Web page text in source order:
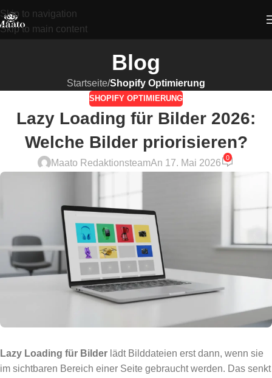
Skip to navigation
Skip to main content
Blog
Startseite/Shopify Optimierung
SHOPIFY OPTIMIERUNG
Lazy Loading für Bilder 2026:
Welche Bilder priorisieren?
Maato RedaktionsteamAn 17. Mai 2026
0
Lazy Loading für Bilder lädt Bilddateien erst dann, wenn sie
im sichtbaren Bereich einer Seite gebraucht werden. Das senkt